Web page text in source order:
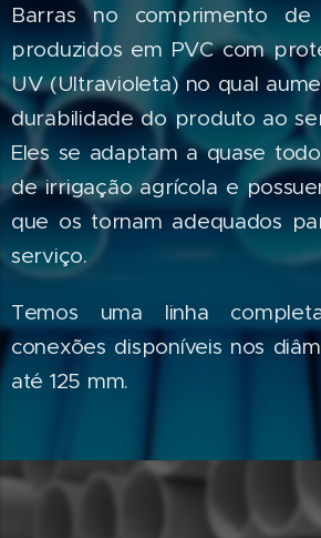
Barras no comprimento
produzidos em PVC com
UV (Ultravioleta) no qual
durabilidade do produto ao
Eles se adaptam a quase
de irrigação agrícola e
que os tornam adequados
serviço.
Temos uma linha
conexões disponíveis nos
até 125 mm.